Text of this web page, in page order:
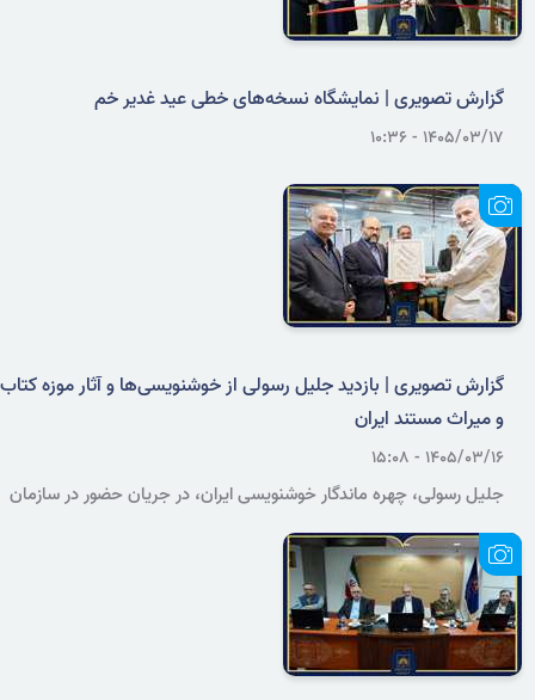
گزارش تصویری | نمایشگاه نسخه‌های خطی عید غدیر خم
۱۴۰۵/۰۳/۱۷ - ۱۰:۳۶
گزارش تصویری | بازدید جلیل رسولی از خوشنویسی‌ها و آثار موزه کتاب
و میراث مستند ایران
۱۴۰۵/۰۳/۱۶ - ۱۵:۰۸
جلیل رسولی، چهره ماندگار خوشنویسی ایران، در جریان حضور در سازمان
سازمان آشنا شد.